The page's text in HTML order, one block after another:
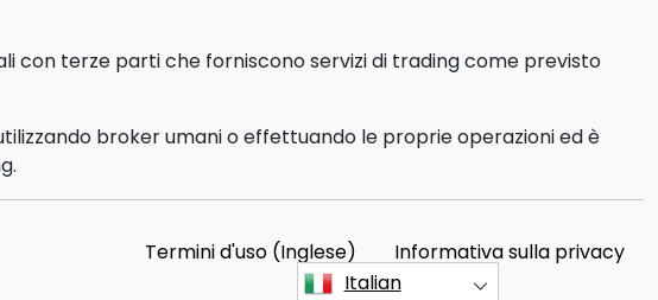
con terze parti che forniscono servizi di trading come previsto
broker umani o effettuando le proprie operazioni ed è
Termini d'uso (Inglese)
Informativa sulla privacy
Italian